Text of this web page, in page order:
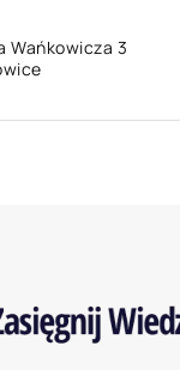
Wańkowicza 3